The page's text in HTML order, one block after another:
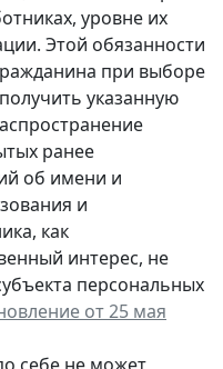
уровне их
Этой обязанности
при выборе
указанную
ранее
об имени и
и
как
интерес, не
персональных
от 25 мая